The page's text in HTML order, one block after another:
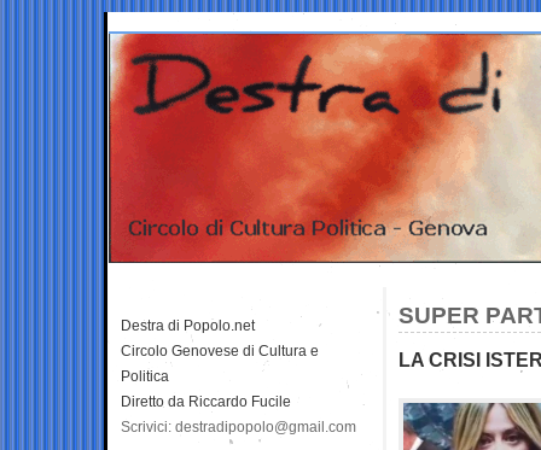
SUPER
LA CRISI
Destra di Popolo.net
Circolo Genovese di Cultura e
Politica
Diretto da Riccardo Fucile
Scrivici: destradipopolo@gmail.com